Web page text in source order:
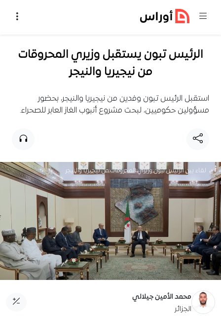
الرئيس تبون يستقبل وزيري المحروقات
من نيجيريا والنيجر
استقبل الرئيس تبون وفدين من نيجيريا والنيجر، بحضور
مسؤولين حكوميين، لبحث مشروع أنبوب الغاز العابر للصحراء.
لقاء بين الرئيس تبون وزيري المحروقات من نيجيريا والنيجر
محمد الأمين جيلالي
الجزائر